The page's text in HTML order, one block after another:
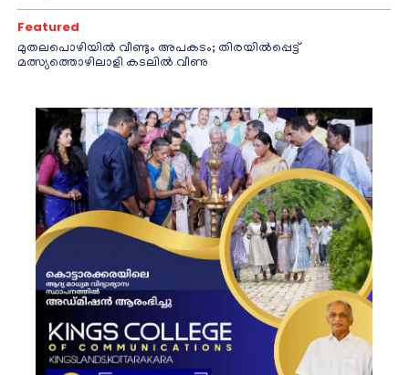
Featured
മുതലപൊഴിയിൽ വീണ്ടും അപകടം; തിരയിൽപ്പെട്ട്
മത്സ്യത്തൊഴിലാളി കടലിൽ വീണു